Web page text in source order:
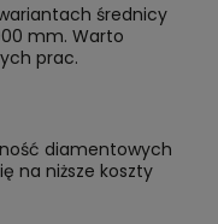
średnicy
mm. Warto
prac.
diamentowych
na niższe koszty